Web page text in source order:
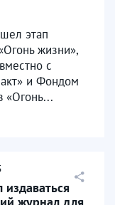
этап
жизни»,
с
и Фондом
«Огонь...
издаваться
журнал для